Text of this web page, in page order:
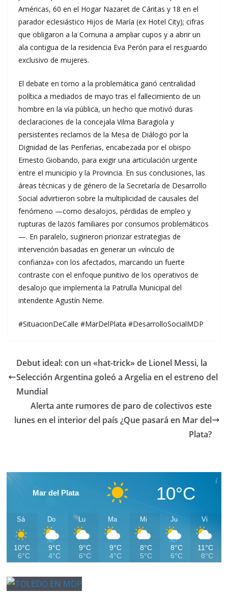
Américas, 60 en el Hogar Nazaret de Cáritas y 18 en el
parador eclesiástico Hijos de María (ex Hotel City); cifras
que obligaron a la Comuna a ampliar cupos y a abrir un
ala contigua de la residencia Eva Perón para el resguardo
exclusivo de mujeres.
El debate en torno a la problemática ganó centralidad
política a mediados de mayo tras el fallecimiento de un
hombre en la vía pública, un hecho que motivó duras
declaraciones de la concejala Vilma Baragiola y
persistentes reclamos de la Mesa de Diálogo por la
Dignidad de las Periferias, encabezada por el obispo
Ernesto Giobando, para exigir una articulación urgente
entre el municipio y la Provincia. En sus conclusiones, las
áreas técnicas y de género de la Secretaría de Desarrollo
Social advirtieron sobre la multiplicidad de causales del
fenómeno —como desalojos, pérdidas de empleo y
rupturas de lazos familiares por consumos problemáticos
—. En paralelo, sugirieron priorizar estrategias de
intervención basadas en generar un «vínculo de
confianza» con los afectados, marcando un fuerte
contraste con el enfoque punitivo de los operativos de
desalojo que implementa la Patrulla Municipal del
intendente Agustín Neme.
#SituacionDeCalle #MarDelPlata #DesarrolloSocialMDP
Debut ideal: con un «hat-trick» de Lionel Messi, la
Selección Argentina goleó a Argelia en el estreno del
Mundial
Alerta ante rumores de paro de colectivos este
lunes en el interior del país ¿Que pasará en Mar del
Plata?
Mar del Plata 10°C
Sá
10°C
6°C
Do
9°C
4°C
Lu
9°C
6°C
Ma
9°C
4°C
Mi
8°C
5°C
Ju
8°C
6°C
Vi
11°C
8°C